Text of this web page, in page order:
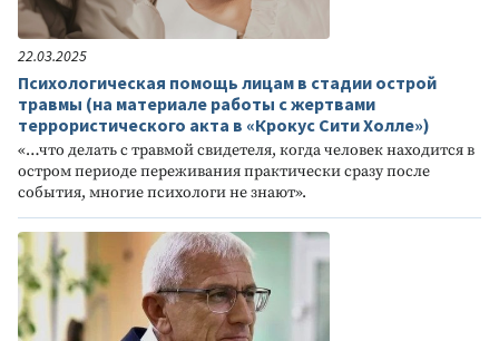
22.03.2025
Психологическая помощь лицам в стадии острой
травмы (на материале работы с жертвами
террористического акта в «Крокус Сити Холле»)
«…что делать с травмой свидетеля, когда человек находится в
остром периоде переживания практически сразу после
события, многие психологи не знают».